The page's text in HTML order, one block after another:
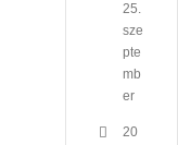
25.
sze
pte
mb
er
20